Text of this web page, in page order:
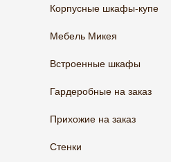
Корпусные шкафы-купе
Мебель Микея
Встроенные шкафы
Гардеробные на заказ
Прихожие на заказ
Стенки